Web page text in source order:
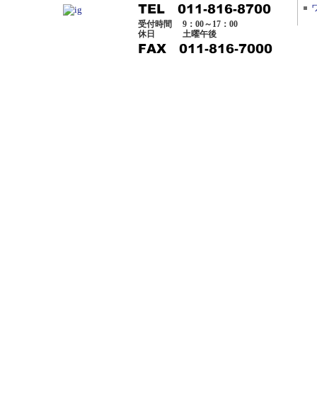
受付時間
9：00～17：00
休日
土曜午後